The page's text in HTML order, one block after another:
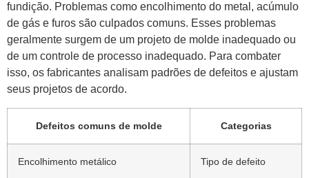
fundição. Problemas como encolhimento do metal, acúmulo
de gás e furos são culpados comuns. Esses problemas
geralmente surgem de um projeto de molde inadequado ou
de um controle de processo inadequado. Para combater
isso, os fabricantes analisam padrões de defeitos e ajustam
seus projetos de acordo.
Defeitos comuns de molde Categorias
Encolhimento metálico Tipo de defeito